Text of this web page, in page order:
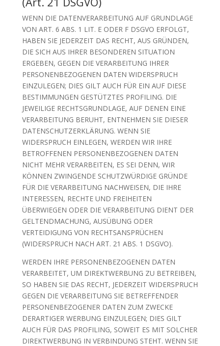
WENN DIE DATENVERARBEITUNG AUF GRUNDLAGE
VON ART. 6 ABS. 1 LIT. E ODER F DSGVO ERFOLGT,
HABEN SIE JEDERZEIT DAS RECHT, AUS GRÜNDEN,
DIE SICH AUS IHRER BESONDEREN SITUATION
ERGEBEN, GEGEN DIE VERARBEITUNG IHRER
PERSONENBEZOGENEN DATEN WIDERSPRUCH
EINZULEGEN; DIES GILT AUCH FÜR EIN AUF DIESE
BESTIMMUNGEN GESTÜTZTES PROFILING. DIE
JEWEILIGE RECHTSGRUNDLAGE, AUF DENEN EINE
VERARBEITUNG BERUHT, ENTNEHMEN SIE DIESER
DATENSCHUTZERKLÄRUNG. WENN SIE
WIDERSPRUCH EINLEGEN, WERDEN WIR IHRE
BETROFFENEN PERSONENBEZOGENEN DATEN
NICHT MEHR VERARBEITEN, ES SEI DENN, WIR
KÖNNEN ZWINGENDE SCHUTZWÜRDIGE GRÜNDE
FÜR DIE VERARBEITUNG NACHWEISEN, DIE IHRE
INTERESSEN, RECHTE UND FREIHEITEN
ÜBERWIEGEN ODER DIE VERARBEITUNG DIENT DER
GELTENDMACHUNG, AUSÜBUNG ODER
VERTEIDIGUNG VON RECHTSANSPRÜCHEN
(WIDERSPRUCH NACH ART. 21 ABS. 1 DSGVO).
WERDEN IHRE PERSONENBEZOGENEN DATEN
VERARBEITET, UM DIREKTWERBUNG ZU BETREIBEN,
SO HABEN SIE DAS RECHT, JEDERZEIT WIDERSPRUCH
GEGEN DIE VERARBEITUNG SIE BETREFFENDER
PERSONENBEZOGENER DATEN ZUM ZWECKE
DERARTIGER WERBUNG EINZULEGEN; DIES GILT
AUCH FÜR DAS PROFILING, SOWEIT ES MIT SOLCHER
DIREKTWERBUNG IN VERBINDUNG STEHT. WENN SIE